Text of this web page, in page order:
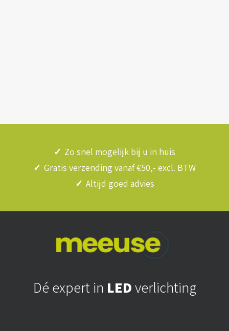
✓ Zo snel mogelijk bij u in huis
✓ Gratis verzending vanaf €50,- excl. BTW
✓ Altijd goed advies
Dé expert in LEDverlichting